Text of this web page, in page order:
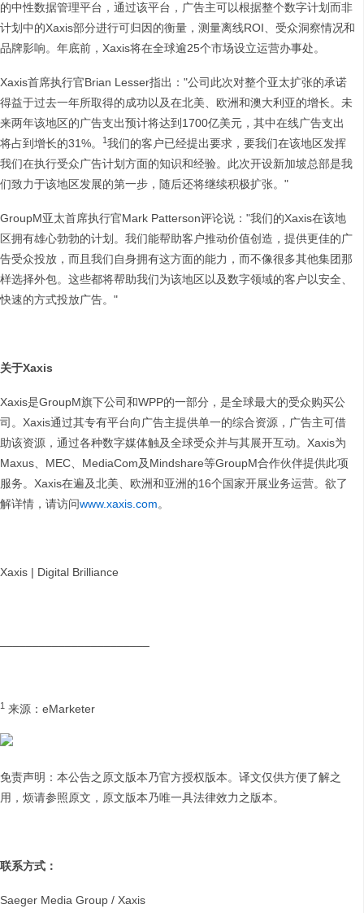
的中性数据管理平台，通过该平台，广告主可以根据整个数字计划而非
计划中的Xaxis部分进行可归因的衡量，测量离线ROI、受众洞察情况和
品牌影响。年底前，Xaxis将在全球逾25个市场设立运营办事处。
Xaxis首席执行官Brian Lesser指出："公司此次对整个亚太扩张的承诺
得益于过去一年所取得的成功以及在北美、欧洲和澳大利亚的增长。未
来两年该地区的广告支出预计将达到1700亿美元，其中在线广告支出
将占到增长的31%。
1我们的客户已经提出要求，要我们在该地区发挥
我们在执行受众广告计划方面的知识和经验。此次开设新加坡总部是我
们致力于该地区发展的第一步，随后还将继续积极扩张。"
GroupM亚太首席执行官Mark Patterson评论说："我们的Xaxis在该地
区拥有雄心勃勃的计划。我们能帮助客户推动价值创造，提供更佳的广
告受众投放，而且我们自身拥有这方面的能力，而不像很多其他集团那
样选择外包。这些都将帮助我们为该地区以及数字领域的客户以安全、
快速的方式投放广告。"
关于Xaxis
Xaxis是GroupM旗下公司和WPP的一部分，是全球最大的受众购买公
司。Xaxis通过其专有平台向广告主提供单一的综合资源，广告主可借
助该资源，通过各种数字媒体触及全球受众并与其展开互动。Xaxis为
Maxus、MEC、MediaCom及Mindshare等GroupM合作伙伴提供此项
服务。Xaxis在遍及北美、欧洲和亚洲的16个国家开展业务运营。欲了
解详情，请访问www.xaxis.com。
Xaxis | Digital Brilliance
1 来源：eMarketer
免责声明：本公告之原文版本乃官方授权版本。译文仅供方便了解之
用，烦请参照原文，原文版本乃唯一具法律效力之版本。
联系方式 ：
Saeger Media Group / Xaxis